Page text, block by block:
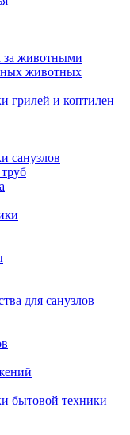
за животными
животных
грилей и коптилен
санузлов
для санузлов
бытовой техники